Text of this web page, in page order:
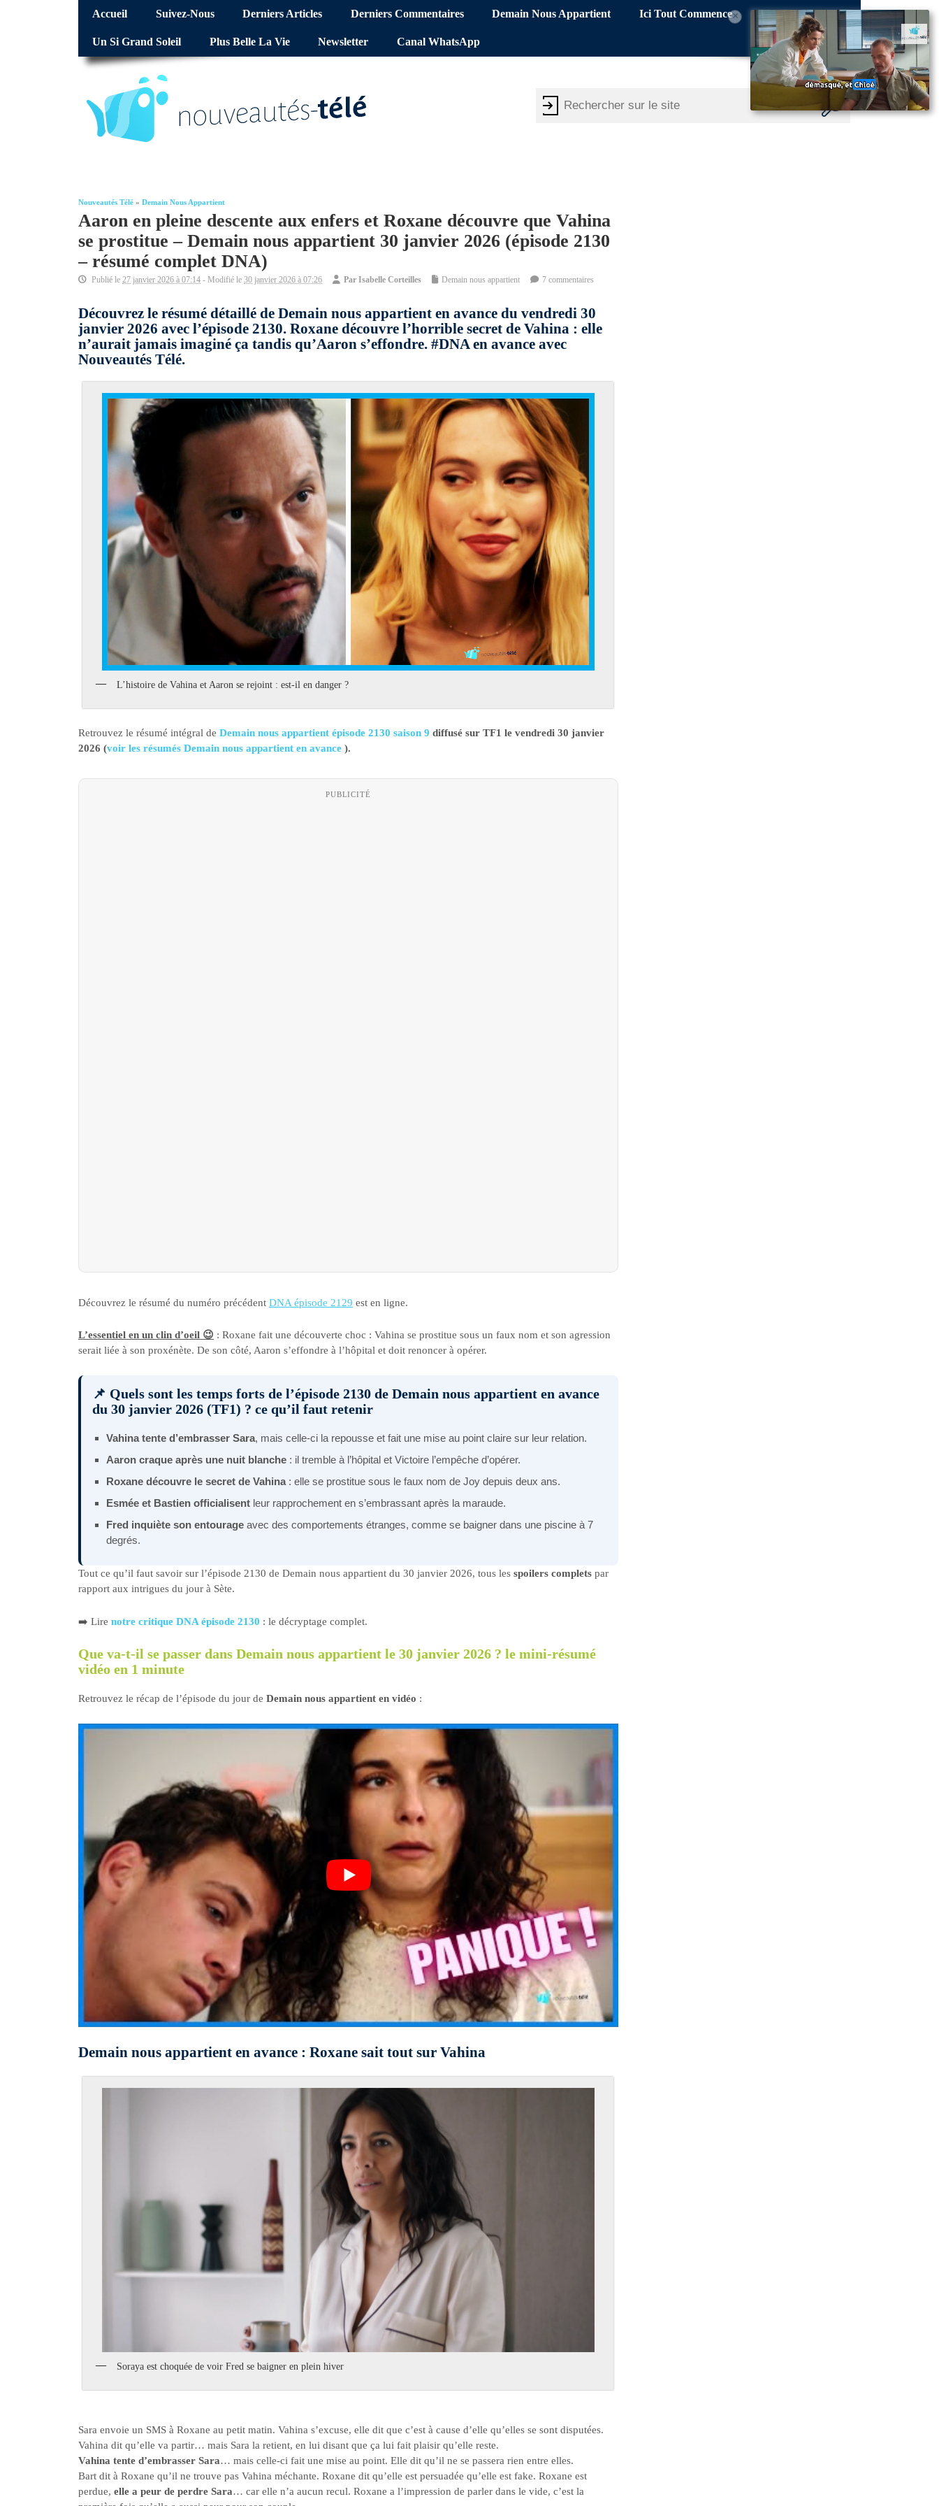
Accueil Suivez-Nous Derniers Articles Derniers Commentaires Demain Nous Appartient Ici Tout Commence
Un Si Grand Soleil Plus Belle La Vie Newsletter Canal WhatsApp
Nouveautés Télé » Demain Nous Appartient
Aaron en pleine descente aux enfers et Roxane découvre que Vahina
se prostitue – Demain nous appartient 30 janvier 2026 (épisode 2130
– résumé complet DNA)
Publié le 27 janvier 2026 à 07:14 - Modifié le 30 janvier 2026 à 07:26 Par Isabelle Corteilles Demain nous appartient 7 commentaires
Découvrez le résumé détaillé de Demain nous appartient en avance du vendredi 30
janvier 2026 avec l’épisode 2130. Roxane découvre l’horrible secret de Vahina : elle
n’aurait jamais imaginé ça tandis qu’Aaron s’effondre. #DNA en avance avec
Nouveautés Télé.
L’histoire de Vahina et Aaron se rejoint : est-il en danger ?
Retrouvez le résumé intégral de Demain nous appartient épisode 2130 saison 9 diffusé sur TF1 le vendredi 30 janvier
2026 (voir les résumés Demain nous appartient en avance ).
PUBLICITÉ
Découvrez le résumé du numéro précédent DNA épisode 2129 est en ligne.
L’essentiel en un clin d’oeil 😉 : Roxane fait une découverte choc : Vahina se prostitue sous un faux nom et son agression
serait liée à son proxénète. De son côté, Aaron s’effondre à l’hôpital et doit renoncer à opérer.
📌 Quels sont les temps forts de l’épisode 2130 de Demain nous appartient en avance
du 30 janvier 2026 (TF1) ? ce qu’il faut retenir
Vahina tente d’embrasser Sara, mais celle-ci la repousse et fait une mise au point claire sur leur relation.
Aaron craque après une nuit blanche : il tremble à l’hôpital et Victoire l’empêche d’opérer.
Roxane découvre le secret de Vahina: elle se prostitue sous le faux nom de Joy depuis deux ans.
Esmée et Bastien officialisent leur rapprochement en s’embrassant après la maraude.
Fred inquiète son entourage avec des comportements étranges, comme se baigner dans une piscine à 7
degrés.
Tout ce qu’il faut savoir sur l’épisode 2130 de Demain nous appartient du 30 janvier 2026, tous les spoilers complets par
rapport aux intrigues du jour à Sète.
➡️ Lire notre critique DNA épisode 2130 : le décryptage complet.
Que va-t-il se passer dans Demain nous appartient le 30 janvier 2026 ? le mini-résumé
vidéo en 1 minute
Retrouvez le récap de l’épisode du jour de Demain nous appartient en vidéo :
Demain nous appartient en avance : Roxane sait tout sur Vahina
Soraya est choquée de voir Fred se baigner en plein hiver
Sara envoie un SMS à Roxane au petit matin. Vahina s’excuse, elle dit que c’est à cause d’elle qu’elles se sont disputées.
Vahina dit qu’elle va partir… mais Sara la retient, en lui disant que ça lui fait plaisir qu’elle reste.
Vahina tente d’embrasser Sara… mais celle-ci fait une mise au point. Elle dit qu’il ne se passera rien entre elles.
Bart dit à Roxane qu’il ne trouve pas Vahina méchante. Roxane dit qu’elle est persuadée qu’elle est fake. Roxane est
perdue, elle a peur de perdre Sara… car elle n’a aucun recul. Roxane a l’impression de parler dans le vide, c’est la
×